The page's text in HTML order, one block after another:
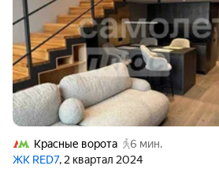
Красные ворота
6 мин.
ЖК RED7, 2 квартал 2024